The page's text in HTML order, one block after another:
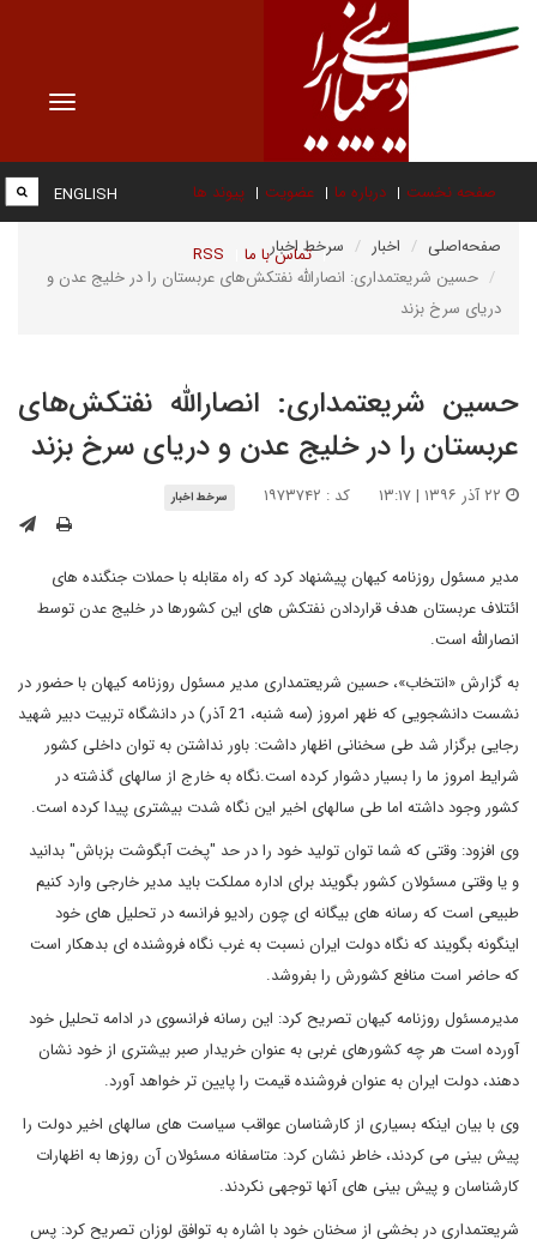
Toggle
صفحه نخست درباره ما عضویت پیوند ها
تماس با ما RSS
ENGLISH
صفحه‌اصلی اخبار
سرخط اخبار
حسین شریعتمداری: انصارالله نفتکش‌های عربستان را در خلیج عدن و
دریای سرخ بزند
حسین شریعتمداری: انصارالله نفتکش‌های
عربستان را در خلیج عدن و دریای سرخ بزند
کد : ۱۹۷۳۷۴۲ سرخط اخبار
مدیر مسئول روزنامه کیهان پیشنهاد کرد که راه مقابله با حملات جنگنده های
ائتلاف عربستان هدف قراردادن نفتکش های این کشورها در خلیج عدن توسط
انصارالله است.
به گزارش «انتخاب»، حسین شریعتمداری مدیر مسئول روزنامه کیهان با حضور در
نشست دانشجویی که ظهر امروز (سه شنبه، 21 آذر) در دانشگاه تربیت دبیر شهید
رجایی برگزار شد طی سخنانی اظهار داشت: باور نداشتن به توان داخلی کشور
شرایط امروز ما را بسیار دشوار کرده است.نگاه به خارج از سالهای گذشته در
کشور وجود داشته اما طی سالهای اخیر این نگاه شدت بیشتری پیدا کرده است.
وی افزود: وقتی که شما توان تولید خود را در حد "پخت آبگوشت بزباش" بدانید
و یا وقتی مسئولان کشور بگویند برای اداره مملکت باید مدیر خارجی وارد کنیم
طبیعی است که رسانه های بیگانه ای چون رادیو فرانسه در تحلیل های خود
اینگونه بگویند که نگاه دولت ایران نسبت به غرب نگاه فروشنده ای بدهکار است
که حاضر است منافع کشورش را بفروشد.
مدیرمسئول روزنامه کیهان تصریح کرد: این رسانه فرانسوی در ادامه تحلیل خود
آورده است هر چه کشورهای غربی به عنوان خریدار صبر بیشتری از خود نشان
دهند، دولت ایران به عنوان فروشنده قیمت را پایین تر خواهد آورد.
وی با بیان اینکه بسیاری از کارشناسان عواقب سیاست های سالهای اخیر دولت را
پیش بینی می کردند، خاطر نشان کرد: متاسفانه مسئولان آن روزها به اظهارات
کارشناسان و پیش بینی های آنها توجهی نکردند.
شریعتمداری در بخشی از سخنان خود با اشاره به توافق لوزان تصریح کرد: پس